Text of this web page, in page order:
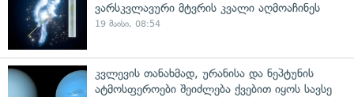
ვარსკვლავური მტვრის კვალი აღმოაჩინეს
19 მაისი, 08:54
კვლევის თანახმად, ურანისა და ნეპტუნის
ატმოსფეროები შეიძლება ქვებით იყოს სავსე